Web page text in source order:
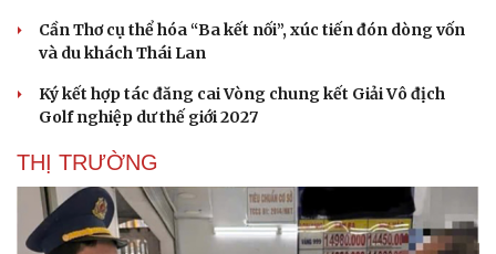
Cần Thơ cụ thể hóa “Ba kết nối”, xúc tiến đón dòng vốn
và du khách Thái Lan
Ký kết hợp tác đăng cai Vòng chung kết Giải Vô địch
Golf nghiệp dư thế giới 2027
THỊ TRƯỜNG